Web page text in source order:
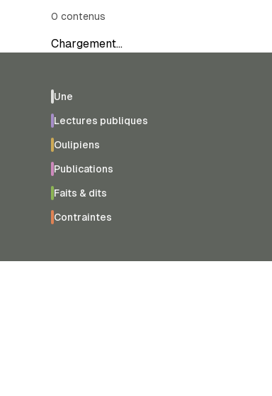
0 contenus
Chargement…
Une
Lectures publiques
Oulipiens
Publications
Faits & dits
Contraintes